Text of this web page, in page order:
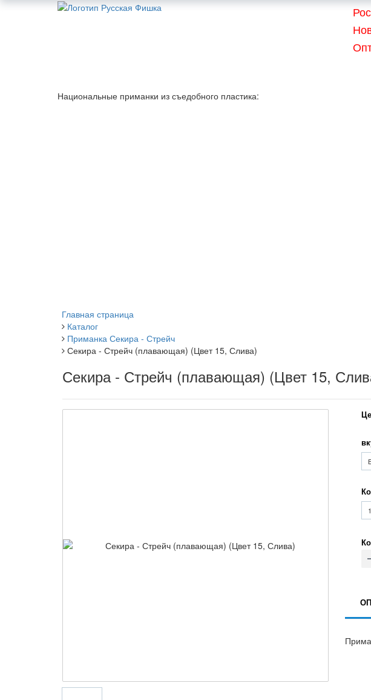
Национальные приманки из съедобного пластика:
Главная страница
Каталог
Приманка Секира - Стрейч
Секира - Стрейч (плавающая) (Цвет 15, Слива)
Секира - Стрейч (плавающая) (Цвет 15,